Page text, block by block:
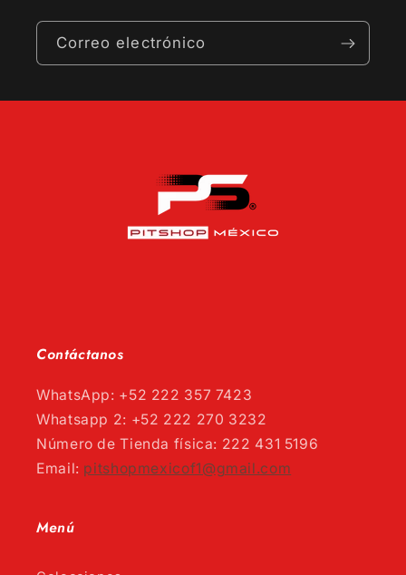
Correo electrónico
Contáctanos
WhatsApp: +52 222 357 7423
Whatsapp 2: +52 222 270 3232
Número de Tienda física: 222 431 5196
Email: pitshopmexicof1@gmail.com
Menú